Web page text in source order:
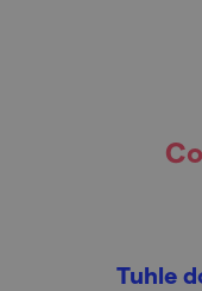
Tuhle